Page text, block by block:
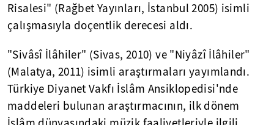
Risalesi" (Rağbet Yayınları, İstanbul 2005) isimli
çalışmasıyla doçentlik derecesi aldı.
"Sivâsî İlâhiler" (Sivas, 2010) ve "Niyâzî İlâhiler"
(Malatya, 2011) isimli araştırmaları yayımlandı.
Türkiye Diyanet Vakfı İslâm Ansiklopedisi'nde
maddeleri bulunan araştırmacının, ilk dönem